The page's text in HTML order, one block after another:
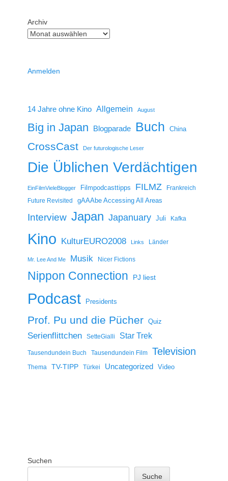
Archiv
Anmelden
14 Jahre ohne Kino Allgemein August
Big in Japan Blogparade Buch China
CrossCast Der futurologische Leser
Die Üblichen Verdächtigen
EinFilmVieleBlogger Filmpodcasttipps FILMZ
Frankreich
Future Revisited
gAAAbe Accessing All Areas
Interview Japan Japanuary Juli Kafka
Kino KulturEURO2008 Links Länder
Mr. Lee And Me Musik Nicer Fictions
Nippon Connection PJ liest
Podcast Presidents
Prof. Pu und die Pücher Quiz
Serienflittchen SetteGialli Star Trek
Tausendundein Buch Tausendundein Film Television
Thema TV-TIPP Türkei Uncategorized Video
Suchen
Suche